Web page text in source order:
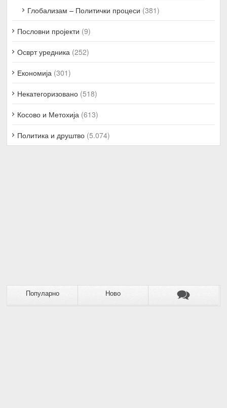
Глобализам – Политички процеси (381)
Пословни пројекти (9)
Осврт уредника (252)
Економија (301)
Некатегоризовано (518)
Косово и Метохија (613)
Политика и друштво (5.074)
Популарно Ново